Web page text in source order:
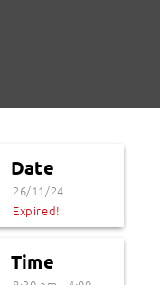
Date
26/11/24
Expired!
Time